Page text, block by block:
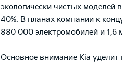
экологически чистых моделей
40%. В планах компании к
880 000 электромобилей и 1,6
Основное внимание Kia уделит